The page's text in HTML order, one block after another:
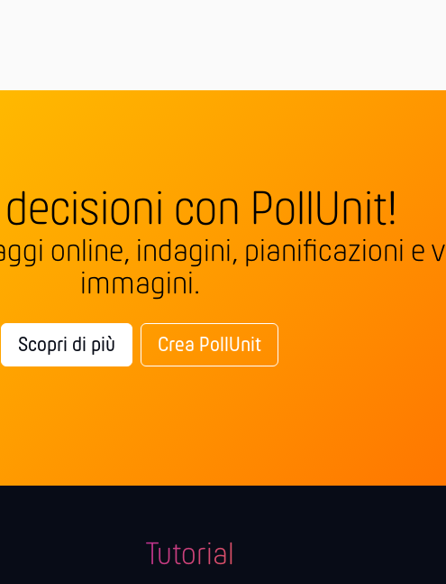
con PollUnit!
online, indagini, pianificazioni e
immagini.
Scopri di più Crea PollUnit
Tutorial